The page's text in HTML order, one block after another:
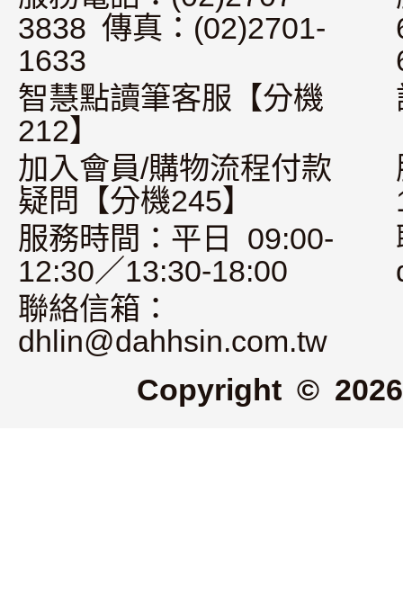
3838 傳真：(02)2701-
1633
智慧點讀筆客服【分機
212】
加入會員/購物流程付款
疑問【分機245】
服務時間：平日 09:00-
12:30／13:30-18:00
聯絡信箱：
dhlin@dahhsin.com.tw
Copyright ©